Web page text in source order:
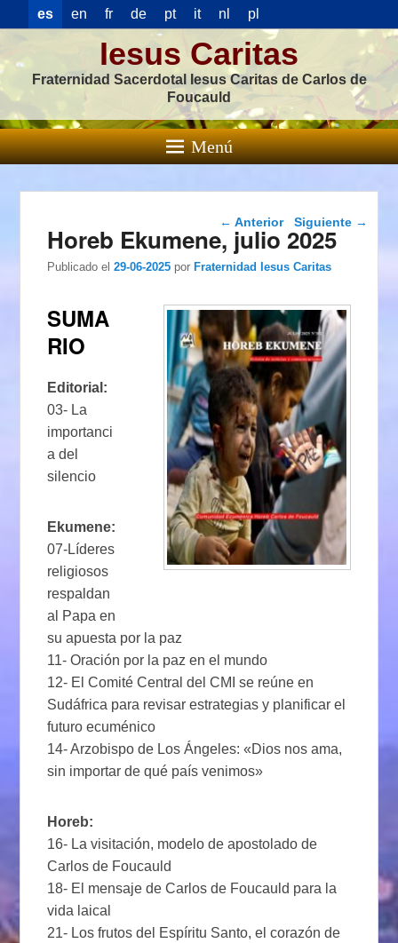
es en fr de pt it nl pl
Iesus Caritas
Fraternidad Sacerdotal Iesus Caritas de Carlos de
Foucauld
Menú
Navegación de
entradas
← Anterior Siguiente →
Horeb Ekumene, julio 2025
Publicado el 29-06-2025 porFraternidad Iesus Caritas
SUMA
RIO
Editorial:
03- La
importanci
a del
silencio
Ekumene:
07-Líderes
religiosos
respaldan
al Papa en
su apuesta por la paz
11- Oración por la paz en el mundo
12- El Comité Central del CMI se reúne en
Sudáfrica para revisar estrategias y planificar el
futuro ecuménico
14- Arzobispo de Los Ángeles: «Dios nos ama,
sin importar de qué país venimos»
Horeb:
16- La visitación, modelo de apostolado de
Carlos de Foucauld
18- El mensaje de Carlos de Foucauld para la
vida laical
21- Los frutos del Espíritu Santo, el corazón de